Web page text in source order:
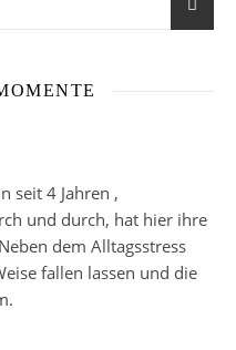
seit 4 Jahren ,
und durch, hat hier ihre
dem Alltagsstress
fallen lassen und die